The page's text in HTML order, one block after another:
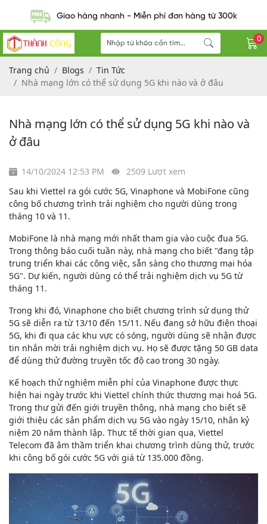
Giao hàng nhanh - Miễn phí đơn hàng từ 300k
0
Trang chủ Blogs
Tin Tức
Nhà mạng lớn có thể sử dụng 5G khi nào và ở đâu
Nhà mạng lớn có thể sử dụng 5G khi nào và
ở đâu
14/10/2024 12:53 PM
2509 Lượt xem
Sau khi Viettel ra gói cước 5G, Vinaphone và MobiFone cũng
công bố chương trình trải nghiệm cho người dùng trong
tháng 10 và 11.
MobiFone là nhà mạng mới nhất tham gia vào cuộc đua 5G.
Trong thông báo cuối tuần này, nhà mạng cho biết "đang tập
trung triển khai các công việc, sẵn sàng cho thương mại hóa
5G". Dự kiến, người dùng có thể trải nghiệm dịch vụ 5G từ
tháng 11.
Trong khi đó, Vinaphone cho biết chương trình sử dụng thử
5G sẽ diễn ra từ 13/10 đến 15/11. Nếu đang sở hữu điện thoại
5G, khi đi qua các khu vực có sóng, người dùng sẽ nhận được
tin nhắn mời trải nghiệm dịch vụ. Họ sẽ được tặng 50 GB data
để dùng thử đường truyền tốc độ cao trong 30 ngày.
Kế hoạch thử nghiệm miễn phí của Vinaphone được thực
hiện hai ngày trước khi Viettel chính thức thương mại hoá 5G.
Trong thư gửi đến giới truyền thông, nhà mạng cho biết sẽ
giới thiệu các sản phẩm dịch vụ 5G vào ngày 15/10, nhân kỷ
niệm 20 năm thành lập. Thực tế thời gian qua, Viettel
Telecom đã âm thầm triển khai chương trình dùng thử, trước
khi công bố gói cước 5G với giá từ 135.000 đồng.